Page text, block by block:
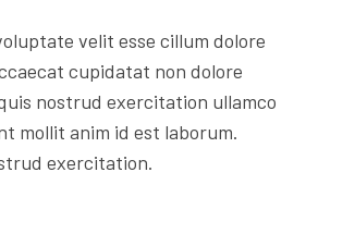
velit esse cillum dolore
cupidatat non dolore
nostrud exercitation ullamco
mollit anim id est laborum.
exercitation.